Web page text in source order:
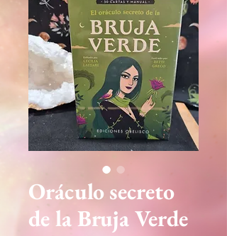
Oráculo secreto
de la Bruja Verde